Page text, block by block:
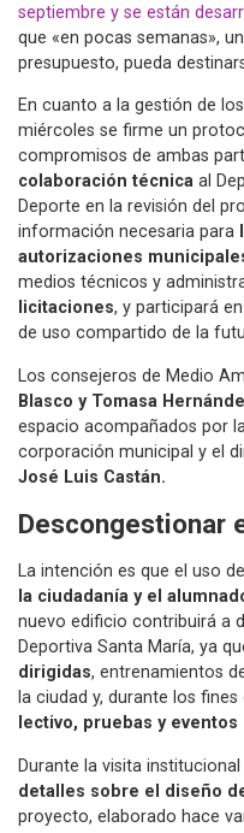
septiembre y se están
que «en pocas semanas»,
presupuesto, pueda
En cuanto a la gestión de
miércoles se firme un
compromisos de ambas
colaboración técnica al
Deporte en la revisión del
información necesaria para
autorizaciones
medios técnicos y
licitaciones, y participará
de uso compartido de la
Los consejeros de Medio
Blasco y Tomasa
espacio acompañados por
corporación municipal y el
José Luis Castán.
Descongestionar
La intención es que el uso
la ciudadanía y el
nuevo edificio contribuirá a
Deportiva Santa María, ya
dirigidas, entrenamientos
la ciudad y, durante los fines
lectivo, pruebas y
Durante la visita institucional
detalles sobre el diseño
proyecto, elaborado hace